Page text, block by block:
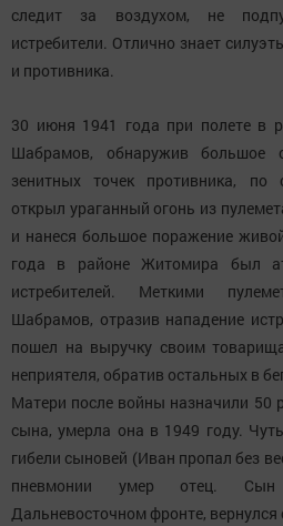
следит за воздухом, не
истребители. Отлично знает
и противника.
30 июня 1941 года при полете в
Шабрамов, обнаружив большое
зенитных точек противника, по
открыл ураганный огонь из
и нанеся большое поражение
года в районе Житомира был
истребителей. Меткими
Шабрамов, отразив нападение
пошел на выручку своим
неприятеля, обратив остальных в
Матери после войны назначили 50
сына, умерла она в 1949 году.
гибели сыновей (Иван пропал без
пневмонии умер отец.
Дальневосточном фронте,